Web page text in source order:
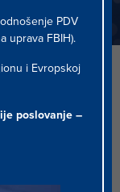
DOKUMENTI
POTVRDE ZA
PDV
uprava FBIH).
i Evropskoj
poslovanje –